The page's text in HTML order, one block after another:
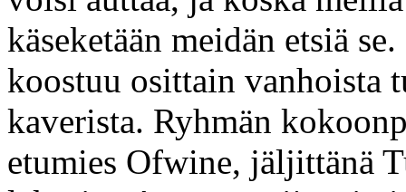
käseketään meidän etsiä
koostuu osittain vanhoista
kaverista. Ryhmän
etumies Ofwine, jäljittänä